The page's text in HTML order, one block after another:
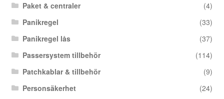
Paket & centraler
(4)
Panikregel
(33)
Panikregel lås
(37)
Passersystem tillbehör
(114)
Patchkablar & tillbehör
(9)
Personsäkerhet
(24)